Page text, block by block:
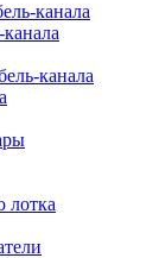
канала
канала
лотка